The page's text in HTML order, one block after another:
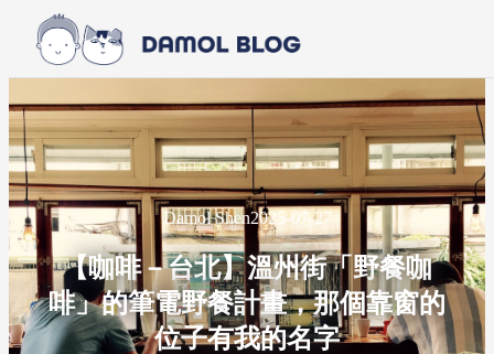
Skip to main content
Damol Shen2025-07-27
【咖啡－台北】溫州街「野餐咖
啡」的筆電野餐計畫，那個靠窗的
位子有我的名字